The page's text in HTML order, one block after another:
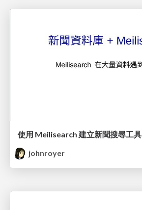
使用 Meilisearch 建立新聞搜尋工具
johnroyer